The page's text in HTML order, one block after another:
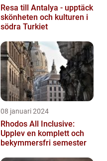
Resa till Antalya - upptäck
skönheten och kulturen i
södra Turkiet
08 januari 2024
Rhodos All Inclusive:
Upplev en komplett och
bekymmersfri semester